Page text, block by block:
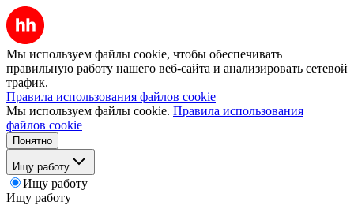
Мы используем файлы cookie, чтобы обеспечивать
правильную работу нашего веб-сайта и анализировать сетевой
трафик.
Правила использования файлов cookie
Мы используем файлы cookie. Правила использования
файлов cookie
Понятно
Ищу работу
Ищу работу
Ищу работу